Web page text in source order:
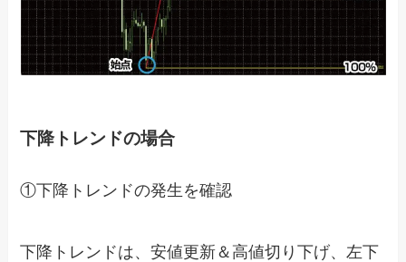
下降トレンドの場合
①下降トレンドの発生を確認
下降トレンドは、安値更新＆高値切り下げ、左下